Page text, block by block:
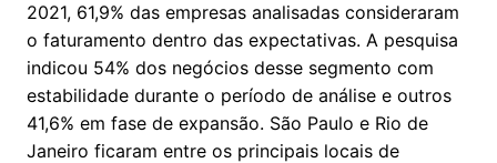
2021, 61,9% das empresas analisadas consideraram
o faturamento dentro das expectativas. A pesquisa
indicou 54% dos negócios desse segmento com
estabilidade durante o período de análise e outros
41,6% em fase de expansão. São Paulo e Rio de
Janeiro ficaram entre os principais locais de